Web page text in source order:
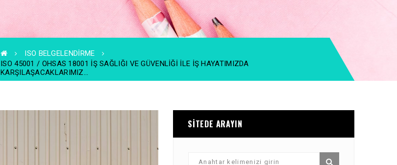
ISO BELGELENDIRME
ISO 45001 / OHSAS 18001 İŞ SAĞLIĞI VE GÜVENLIĞI ILE İŞ HAYATIMIZDA
KARŞILAŞACAKLARIMIZ…
SITEDE ARAYIN